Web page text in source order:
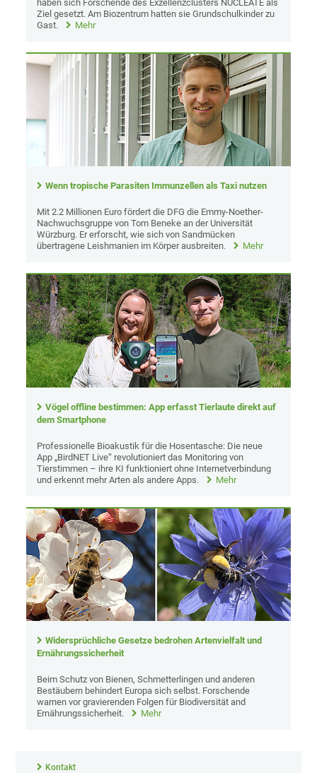
haben sich Forschende des Exzellenzclusters NUCLEATE als
Ziel gesetzt. Am Biozentrum hatten sie Grundschulkinder zu
Gast.
Mehr
Wenn tropische Parasiten Immunzellen als Taxi nutzen
Mit 2.2 Millionen Euro fördert die DFG die Emmy-Noether-
Nachwuchsgruppe von Tom Beneke an der Universität
Würzburg. Er erforscht, wie sich von Sandmücken
übertragene Leishmanien im Körper ausbreiten.
Mehr
Vögel offline bestimmen: App erfasst Tierlaute direkt auf
dem Smartphone
Professionelle Bioakustik für die Hosentasche: Die neue
App „BirdNET Live“ revolutioniert das Monitoring von
Tierstimmen – ihre KI funktioniert ohne Internetverbindung
und erkennt mehr Arten als andere Apps.
Mehr
Widersprüchliche Gesetze bedrohen Artenvielfalt und
Ernährungssicherheit
Beim Schutz von Bienen, Schmetterlingen und anderen
Bestäubern behindert Europa sich selbst. Forschende
warnen vor gravierenden Folgen für Biodiversität and
Ernährungssicherheit.
Mehr
Kontakt